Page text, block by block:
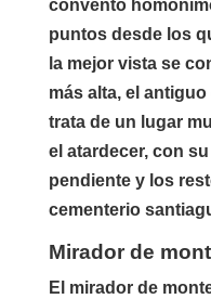
convento
puntos desde los
la mejor vista se
más alta, el
trata de un lugar
el atardecer, con
pendiente y los
cementerio
Mirador de
El mirador de